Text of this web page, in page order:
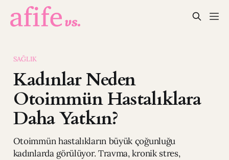
SAĞLIK
Kadınlar Neden
Otoimmün Hastalıklara
Daha Yatkın?
Otoimmün hastalıkların büyük çoğunluğu
kadınlarda görülüyor. Travma, kronik stres,